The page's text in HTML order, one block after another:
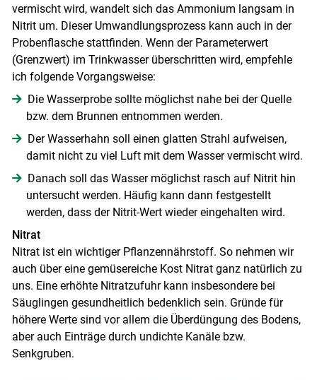
vermischt wird, wandelt sich das Ammonium langsam in
Nitrit um. Dieser Umwandlungsprozess kann auch in der
Probenflasche stattfinden. Wenn der Parameterwert
(Grenzwert) im Trinkwasser überschritten wird, empfehle
ich folgende Vorgangsweise:
Die Wasserprobe sollte möglichst nahe bei der Quelle
bzw. dem Brunnen entnommen werden.
Der Wasserhahn soll einen glatten Strahl aufweisen,
damit nicht zu viel Luft mit dem Wasser vermischt wird.
Danach soll das Wasser möglichst rasch auf Nitrit hin
untersucht werden. Häufig kann dann festgestellt
werden, dass der Nitrit-Wert wieder eingehalten wird.
Nitrat
Nitrat ist ein wichtiger Pflanzennährstoff. So nehmen wir
auch über eine gemüsereiche Kost Nitrat ganz natürlich zu
uns. Eine erhöhte Nitratzufuhr kann insbesondere bei
Säuglingen gesundheitlich bedenklich sein. Gründe für
höhere Werte sind vor allem die Überdüngung des Bodens,
aber auch Einträge durch undichte Kanäle bzw.
Senkgruben.